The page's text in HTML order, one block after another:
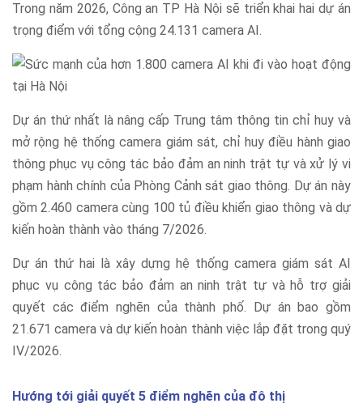
Trong năm 2026, Công an TP Hà Nội sẽ triển khai hai dự án
trọng điểm với tổng cộng 24.131 camera AI.
Dự án thứ nhất là nâng cấp Trung tâm thông tin chỉ huy và
mở rộng hệ thống camera giám sát, chỉ huy điều hành giao
thông phục vụ công tác bảo đảm an ninh trật tự và xử lý vi
phạm hành chính của Phòng Cảnh sát giao thông. Dự án này
gồm 2.460 camera cùng 100 tủ điều khiển giao thông và dự
kiến hoàn thành vào tháng 7/2026.
Dự án thứ hai là xây dựng hệ thống camera giám sát AI
phục vụ công tác bảo đảm an ninh trật tự và hỗ trợ giải
quyết các điểm nghẽn của thành phố. Dự án bao gồm
21.671 camera và dự kiến hoàn thành việc lắp đặt trong quý
IV/2026.
Hướng tới giải quyết 5 điểm nghẽn của đô thị